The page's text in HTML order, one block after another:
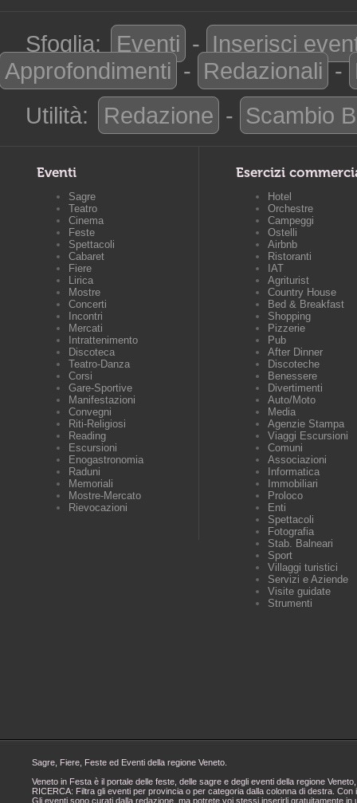
Sfoglia: Eventi - Inserisci
Approfondimenti - Redazionali -
Utilità:
Redazione - Scambio
Eventi
Sagre
Teatro
Cinema
Feste
Spettacoli
Cabaret
Fiere
Lirica
Mostre
Concerti
Incontri
Mercati
Intrattenimento
Discoteca
Teatro-Danza
Corsi
Gare-Sportive
Manifestazioni
Convegni
Riti-Religiosi
Reading
Escursioni
Enogastronomia
Raduni
Memoriali
Mostre-Mercato
Rievocazioni
Esercizi
Hotel
Orchestre
Campeggi
Ostelli
Airbnb
Ristoranti
IAT
Agriturist
Country House
Bed & Breakfast
Shopping
Pizzerie
Pub
After Dinner
Discoteche
Benessere
Divertimenti
Auto/Moto
Media
Agenzie Stampa
Viaggi Escursioni
Comuni
Associazioni
Informatica
Immobiliari
Proloco
Enti
Spettacoli
Fotografia
Stab. Balneari
Sport
Villaggi turistici
Servizi e Aziende
Visite guidate
Strumenti
Sagre, Fiere, Feste ed Eventi della regione Veneto.
Veneto in Festa è il portale delle feste, delle sagre e degli eventi della regione
RICERCA: Filtra gli eventi per provincia o per categoria dalla colonna di destra.
Gli eventi sono curati dalla redazione, ma potrete voi stessi inserirli gratuitamente